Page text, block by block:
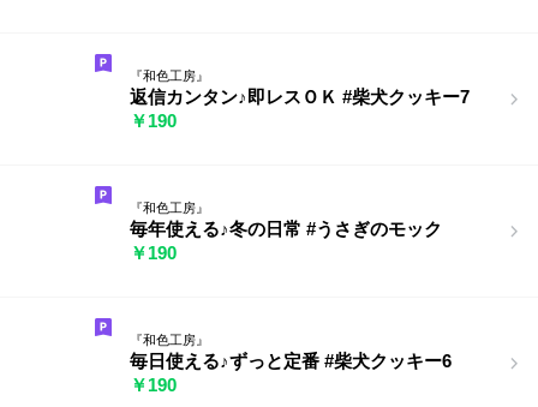
『和色工房』
返信カンタン♪即レスＯＫ #柴犬クッキー7
￥190
『和色工房』
毎年使える♪冬の日常 #うさぎのモック
￥190
『和色工房』
毎日使える♪ずっと定番 #柴犬クッキー6
￥190